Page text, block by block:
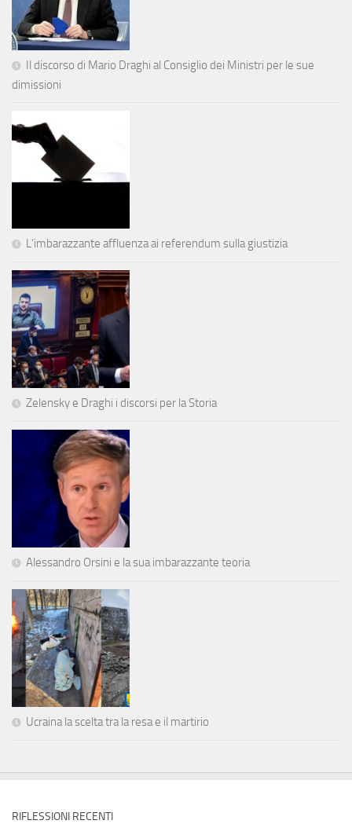
Il discorso di Mario Draghi al Consiglio dei Ministri per le sue
dimissioni
L’imbarazzante affluenza ai referendum sulla giustizia
Zelensky e Draghi i discorsi per la Storia
Alessandro Orsini e la sua imbarazzante teoria
Ucraina la scelta tra la resa e il martirio
RIFLESSIONI RECENTI